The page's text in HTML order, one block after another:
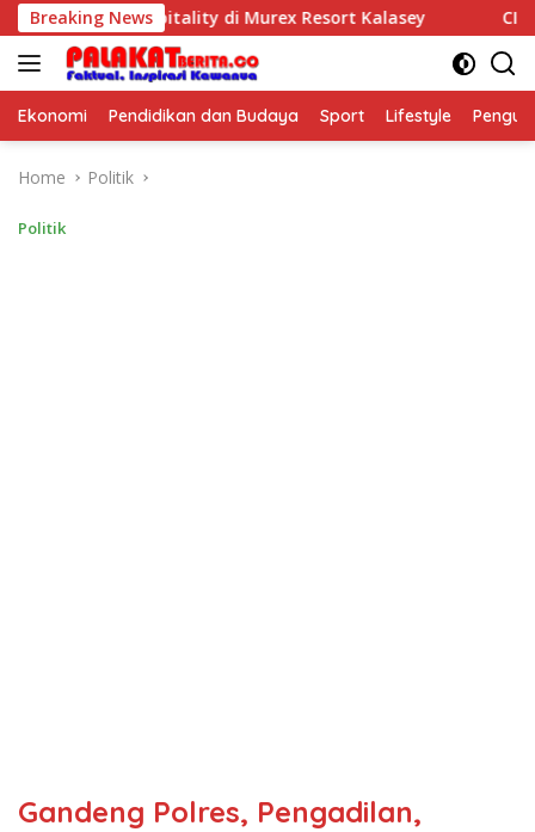
Skip
to
content
Breaking News
Hospitality di Murex Resort Kalasey CIMB
Ekonomi Pendidikan dan Budaya Sport Lifestyle
Home Politik
Politik
Gandeng Polres, Pengadilan,